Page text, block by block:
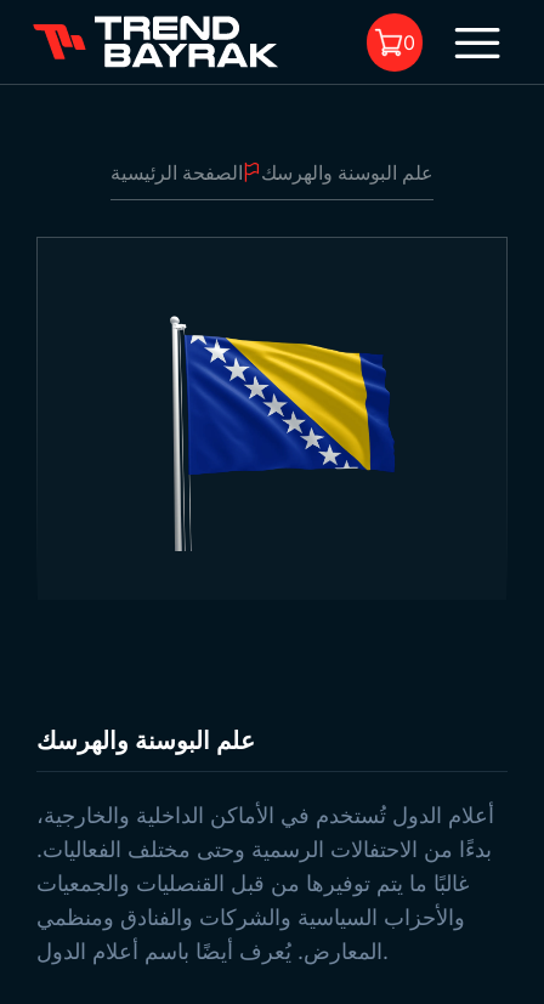
علم البوسنة والهرسك
0
الصفحة الرئيسية علم البوسنة والهرسك
علم البوسنة والهرسك
أعلام الدول تُستخدم في الأماكن الداخلية والخارجية،
بدءًا من الاحتفالات الرسمية وحتى مختلف الفعاليات.
غالبًا ما يتم توفيرها من قبل القنصليات والجمعيات
والأحزاب السياسية والشركات والفنادق ومنظمي
المعارض. يُعرف أيضًا باسم أعلام الدول.
تصفح المنتجات